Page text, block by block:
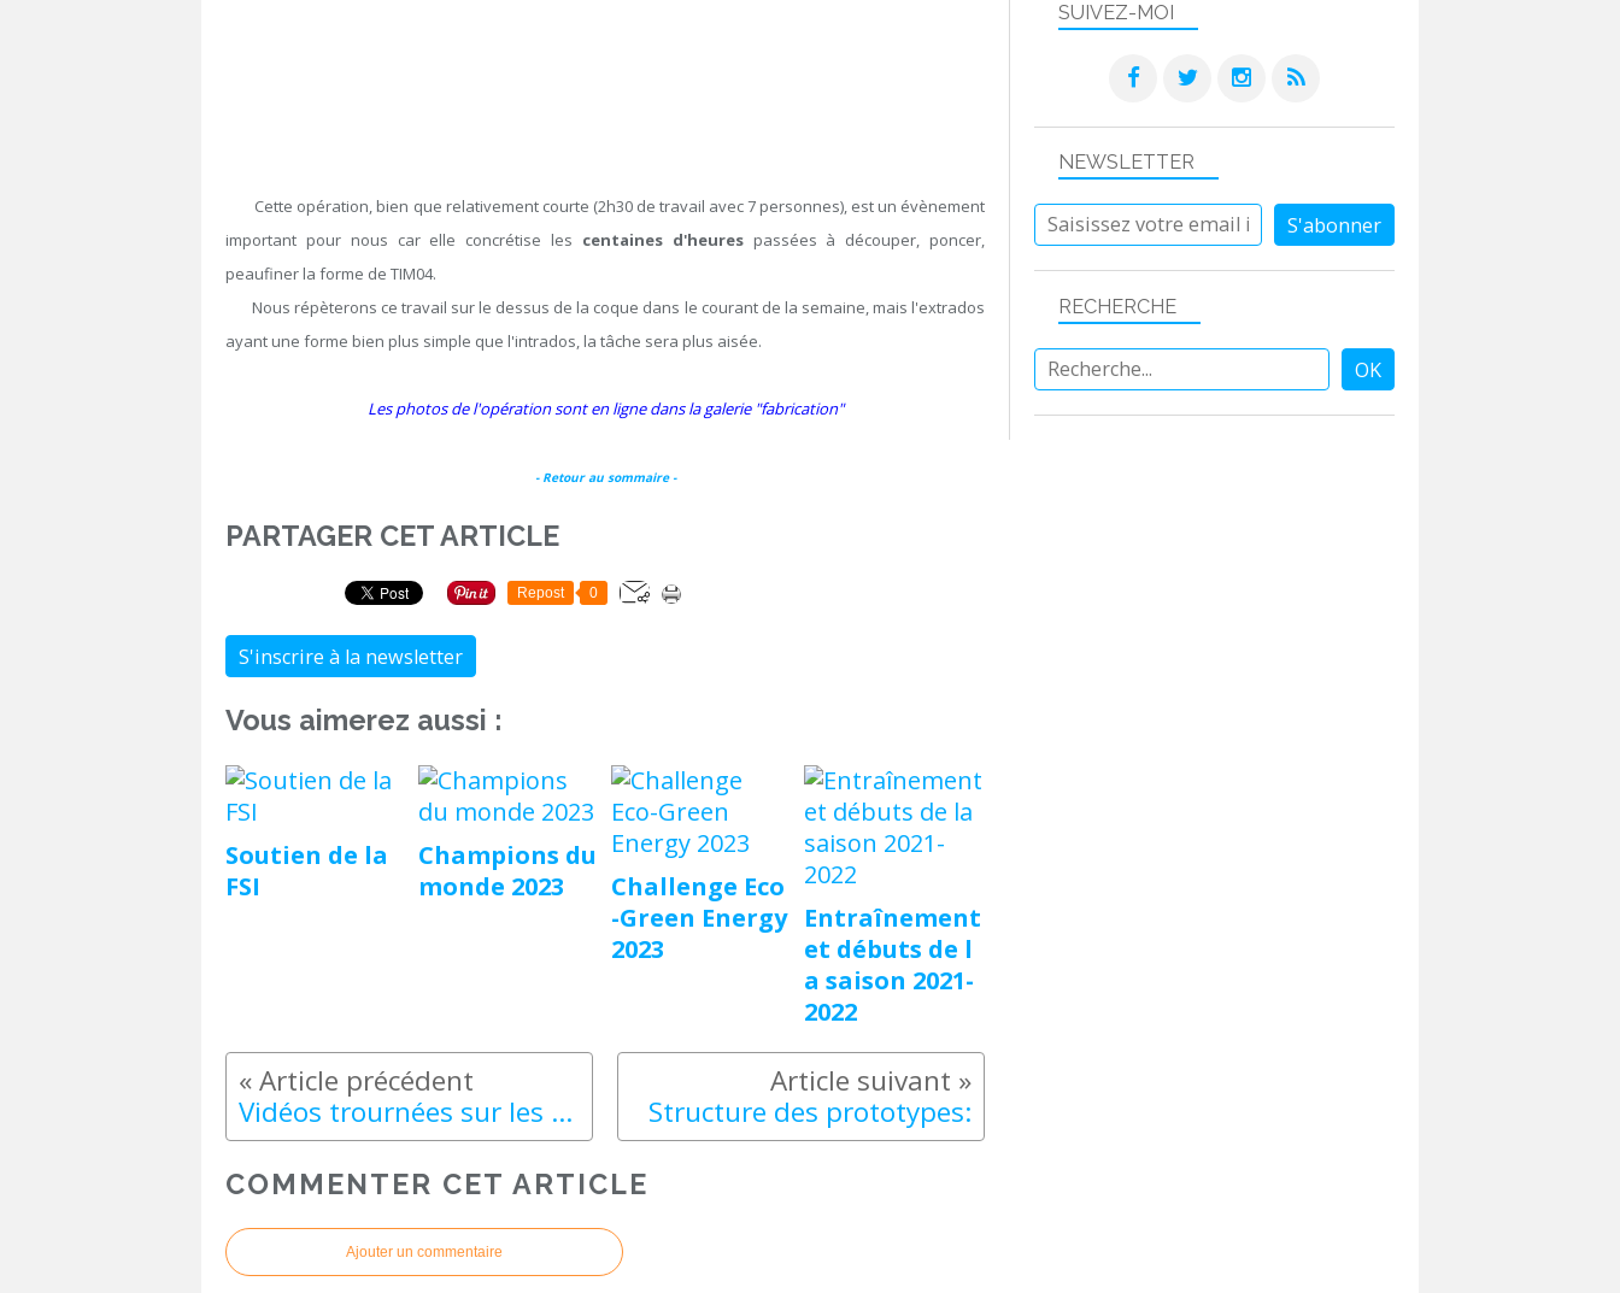
Cette opération, bien que relativement courte (2h30 de travail avec 7 personnes), est un évènement
important pour nous car elle concrétise les centaines d'heurespassées à découper, poncer,
peaufiner la forme de TIM04.
Nous répèterons ce travail sur le dessus de la coque dans le courant de la semaine, mais l'extrados
ayant une forme bien plus simple que l'intrados, la tâche sera plus aisée.
Les photos de l'opération sont en ligne dans la galerie "fabrication"
- Retour au sommaire -
PARTAGER CET ARTICLE
Repost 0
S'inscrire à la newsletter
Vous aimerez aussi :
Soutien de la
FSI
Champions du
monde 2023
Challenge Eco
-Green Energy
2023
Entraînement
et débuts de l
a saison 2021-
2022
Vidéos trournées sur les circuits: Structure des prototypes:
COMMENTER CET ARTICLE
Ajouter un commentaire
NEWSLETTER
SUIVEZ-MOI
RECHERCHE